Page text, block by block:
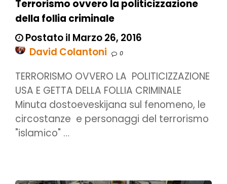
Terrorismo ovvero la politicizzazione
della follia criminale
Postato il Marzo 26, 2016
David Colantoni
0
TERRORISMO OVVERO LA POLITICIZZAZIONE
USA E GETTA DELLA FOLLIA CRIMINALE
Minuta dostoeveskijana sul fenomeno, le
circostanze e personaggi del terrorismo
"islamico" …